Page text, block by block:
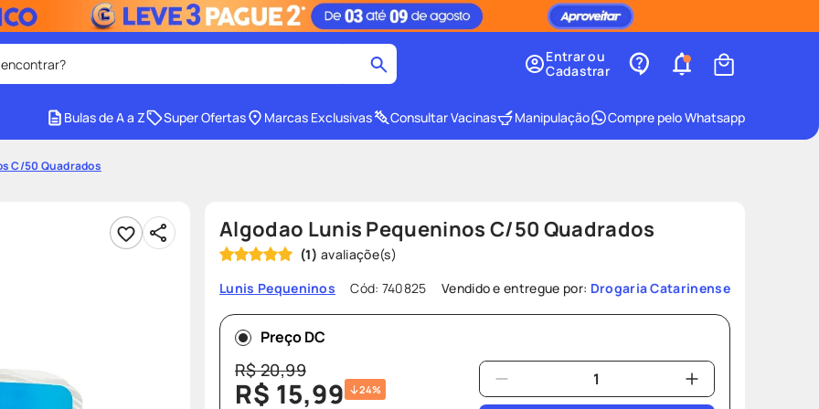
8º
protetor solar
Entrar ou
Cadastrar
Bulas de A a Z Super Ofertas Marcas Exclusivas Consultar Vacinas Manipulação Compre pelo Whatsapp
C/50 Quadrados
Algodao Lunis Pequeninos C/50 Quadrados
(1)
Lunis Pequeninos
Cód: 740825 Vendido e entregue por: Drogaria Catarinense
Preço DC
R$20,99
R$ 15,99 24%